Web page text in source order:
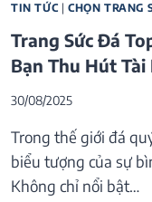
TIN TỨC | CHỌN TRANG
Trang Sức Đá
Bạn Thu Hút Tài
30/08/2025
Trong thế giới đá
biểu tượng của sự
Không chỉ nổi bật…